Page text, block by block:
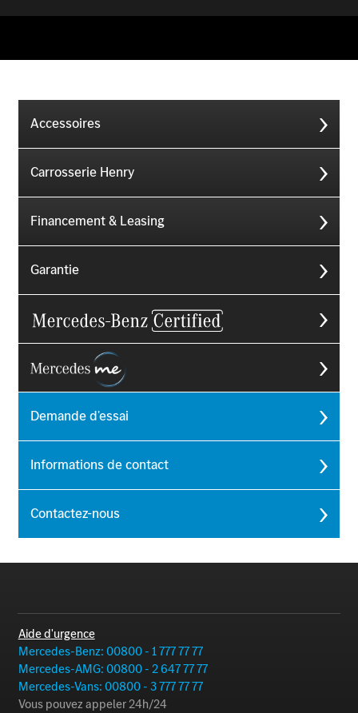
Accessoires
Carrosserie Henry
Financement & Leasing
Garantie
Demande d'essai
Informations de contact
Contactez-nous
Aide d'urgence
Mercedes-Benz: 00800 - 1 777 77 77
Mercedes-AMG: 00800 - 2 647 77 77
Mercedes-Vans: 00800 - 3 777 77 77
Vous pouvez appeler 24h/24